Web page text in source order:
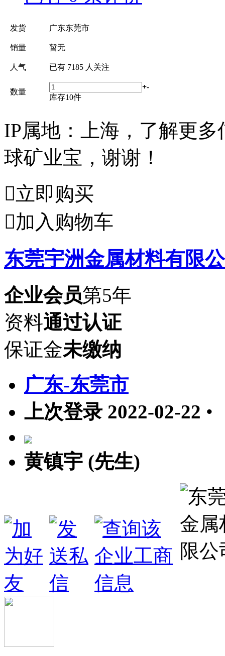
发货 广东东莞市
销量 暂无
人气 已有 7185 人关注
数量
+-
库存10件
IP属地：上海，了解更
球矿业宝，谢谢！
立即购买
加入购物车
东莞宇洲金属材料有限
企业会员第5年
资料通过认证
保证金未缴纳
广东-东莞市
上次登录 2022-02-22 •
黄镇宇 (先生)